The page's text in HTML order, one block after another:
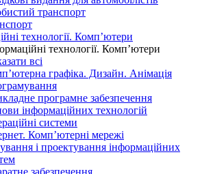
транспорт
технології. Комп’ютери
технології. Комп’ютери
всі
графіка. Дизайн. Анімація
програмне забезпечення
інформаційних технологій
системи
Комп’ютерні мережі
і проектування інформаційних
забезпечення